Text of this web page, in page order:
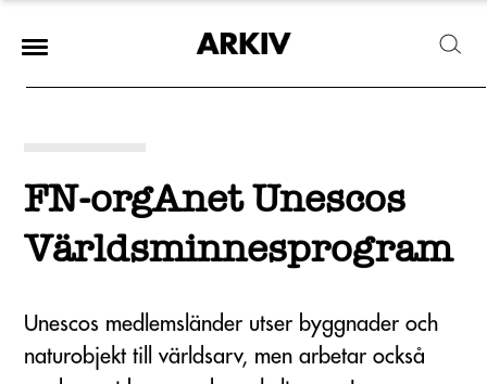
FN-orgAnet Unescos
Världsminnesprogram
Unescos medlemsländer utser byggnader och
naturobjekt till världsarv, men arbetar också